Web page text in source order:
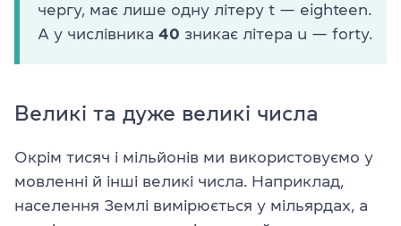
чергу, має лише одну літеру t — eighteen.
А у числівника 40 зникає літера u — forty.
Великі та дуже великі числа
Окрім тисяч і мільйонів ми використовуємо у
мовленні й інші великі числа. Наприклад,
населення Землі вимірюється у мільярдах, а